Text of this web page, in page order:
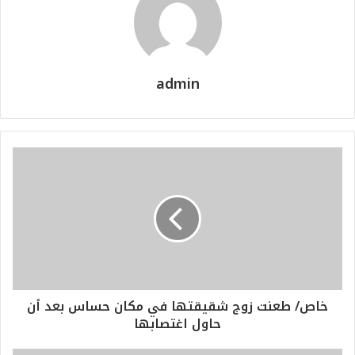
admin
خاص/ طعنت زوج شقيقتها في مكان حساس بعد أن
حاول اغتصابها